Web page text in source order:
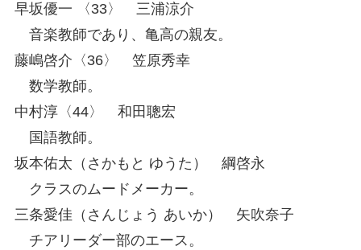
早坂優一 〈33〉 三浦涼介
音楽教師であり、亀高の親友。
藤嶋啓介〈36〉 笠原秀幸
数学教師。
中村淳〈44〉 和田聰宏
国語教師。
坂本佑太（さかもと ゆうた） 綱啓永
クラスのムードメーカー。
三条愛佳（さんじょう あいか） 矢吹奈子
チアリーダー部のエース。